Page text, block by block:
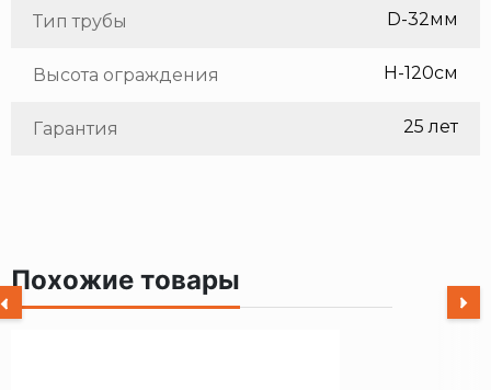
Тип трубы D-32мм
Высота ограждения H-120см
Гарантия 25 лет
Похожие товары